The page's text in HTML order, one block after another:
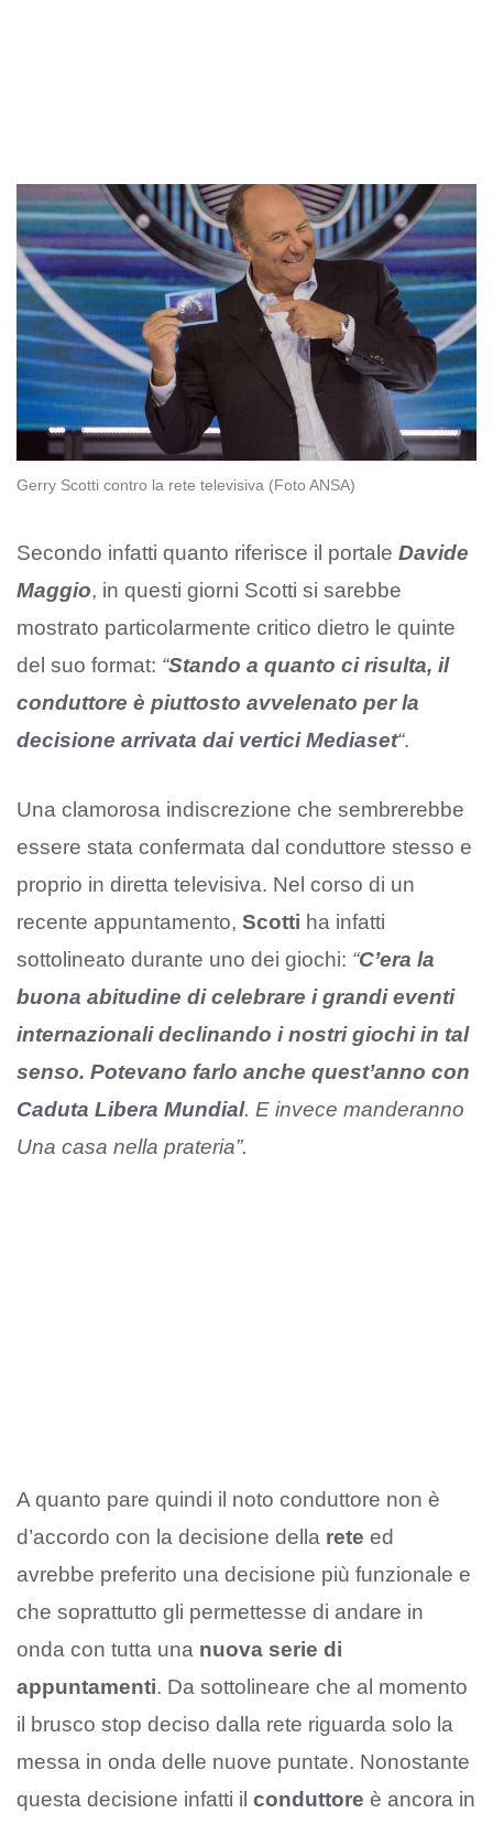
Gerry Scotti contro la rete televisiva (Foto ANSA)
Secondo infatti quanto riferisce il portale Davide
Maggio, in questi giorni Scotti si sarebbe
mostrato particolarmente critico dietro le quinte
del suo format: “Stando a quanto ci risulta, il
conduttore è piuttosto avvelenato per la
decisione arrivata dai vertici Mediaset“.
Una clamorosa indiscrezione che sembrerebbe
essere stata confermata dal conduttore stesso e
proprio in diretta televisiva. Nel corso di un
recente appuntamento, Scotti ha infatti
sottolineato durante uno dei giochi: “C’era la
buona abitudine di celebrare i grandi eventi
internazionali declinando i nostri giochi in tal
senso. Potevano farlo anche quest’anno con
Caduta Libera Mundial. E invece manderanno
Una casa nella prateria”.
A quanto pare quindi il noto conduttore non è
d’accordo con la decisione della rete ed
avrebbe preferito una decisione più funzionale e
che soprattutto gli permettesse di andare in
onda con tutta una nuova serie di
appuntamenti. Da sottolineare che al momento
il brusco stop deciso dalla rete riguarda solo la
messa in onda delle nuove puntate. Nonostante
questa decisione infatti il conduttore è ancora in